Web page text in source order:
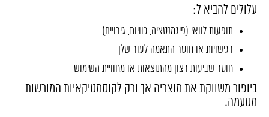
עלולים להביא ל:
תופעות לוואי (פיגמנטציה, כוויות, גירויים)
רגישויות או חוסר התאמה לעור שלך
חוסר שביעות רצון מהתוצאות או מחוויית השימוש
ביופור משווקת את מוצריה אך ורק לקוסמטיקאיות המורשות
מטעמה.